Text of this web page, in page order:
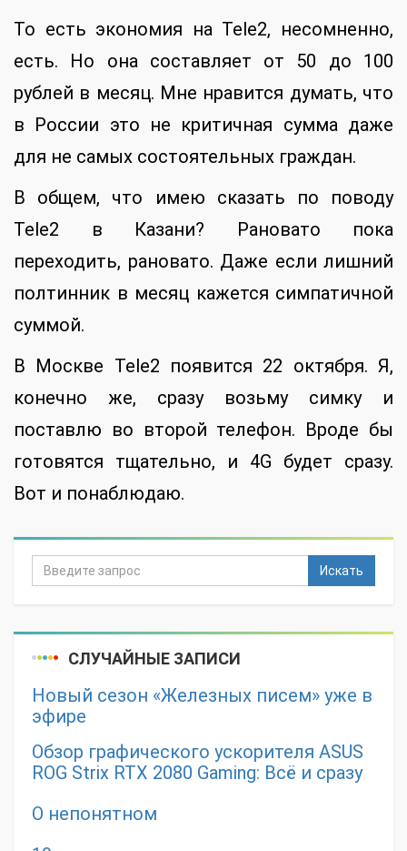
То есть экономия на Tele2, несомненно,
есть. Но она составляет от 50 до 100
рублей в месяц. Мне нравится думать, что
в России это не критичная сумма даже
для не самых состоятельных граждан.
В общем, что имею сказать по поводу
Tele2 в Казани? Рановато пока
переходить, рановато. Даже если лишний
полтинник в месяц кажется симпатичной
суммой.
В Москве Tele2 появится 22 октября. Я,
конечно же, сразу возьму симку и
поставлю во второй телефон. Вроде бы
готовятся тщательно, и 4G будет сразу.
Вот и понаблюдаю.
Искать
СЛУЧАЙНЫЕ ЗАПИСИ
Новый сезон «Железных писем» уже в
эфире
Обзор графического ускорителя ASUS
ROG Strix RTX 2080 Gaming: Всё и сразу
О непонятном